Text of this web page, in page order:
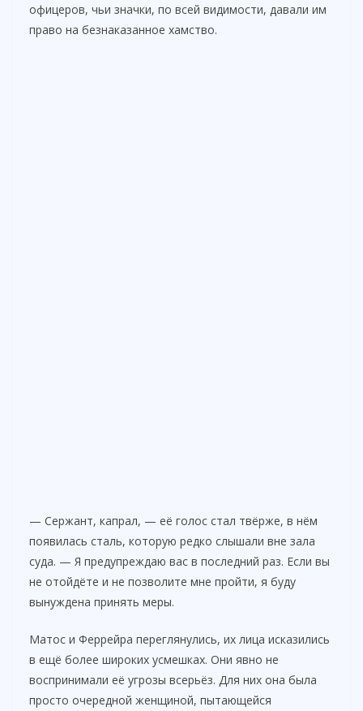
d
офицеров, чьи значки, по всей видимости, давали им
право на безнаказанное хамство.
— Сержант, капрал, — её голос стал твёрже, в нём
появилась сталь, которую редко слышали вне зала
суда. — Я предупреждаю вас в последний раз. Если вы
не отойдёте и не позволите мне пройти, я буду
вынуждена принять меры.
Матос и Феррейра переглянулись, их лица исказились
в ещё более широких усмешках. Они явно не
воспринимали её угрозы всерьёз. Для них она была
просто очередной женщиной, пытающейся